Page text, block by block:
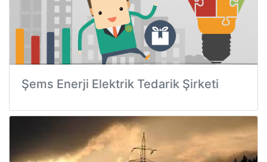
Şems Enerji Elektrik Tedarik Şirketi